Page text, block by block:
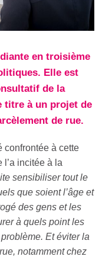
en troisième
Elle est
de la
titre à un projet de
de rue.
confrontée à cette
incitée à la
sensibiliser tout le
que soient l’âge et
des gens et les
à quels point les
Et éviter la
notamment chez